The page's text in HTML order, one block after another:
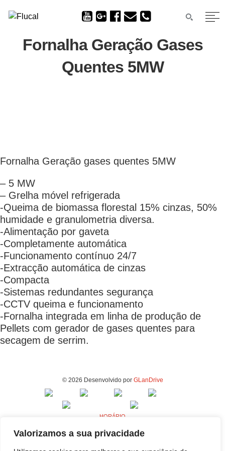
Valorizamos a sua privacidade
Fornalha Geração Gases
Quentes 5MW
Fornalha Geração gases quentes 5MW
– 5 MW
– Grelha móvel refrigerada
-Queima de biomassa florestal 15% cinzas, 50%
humidade e granulometria diversa.
-Alimentação por gaveta
-Completamente automática
-Funcionamento contínuo 24/7
-Extracção automática de cinzas
-Compacta
-Sistemas redundantes segurança
-CCTV queima e funcionamento
-Fornalha integrada em linha de produção de
Pellets com gerador de gases quentes para
secagem de serrim.
© 2026 Desenvolvido por GLanDrive
HORÁRIO
Segunda a Sexta - 9h00 às 18h00
MORADA - FABRICA E ESCRITÓRIOS